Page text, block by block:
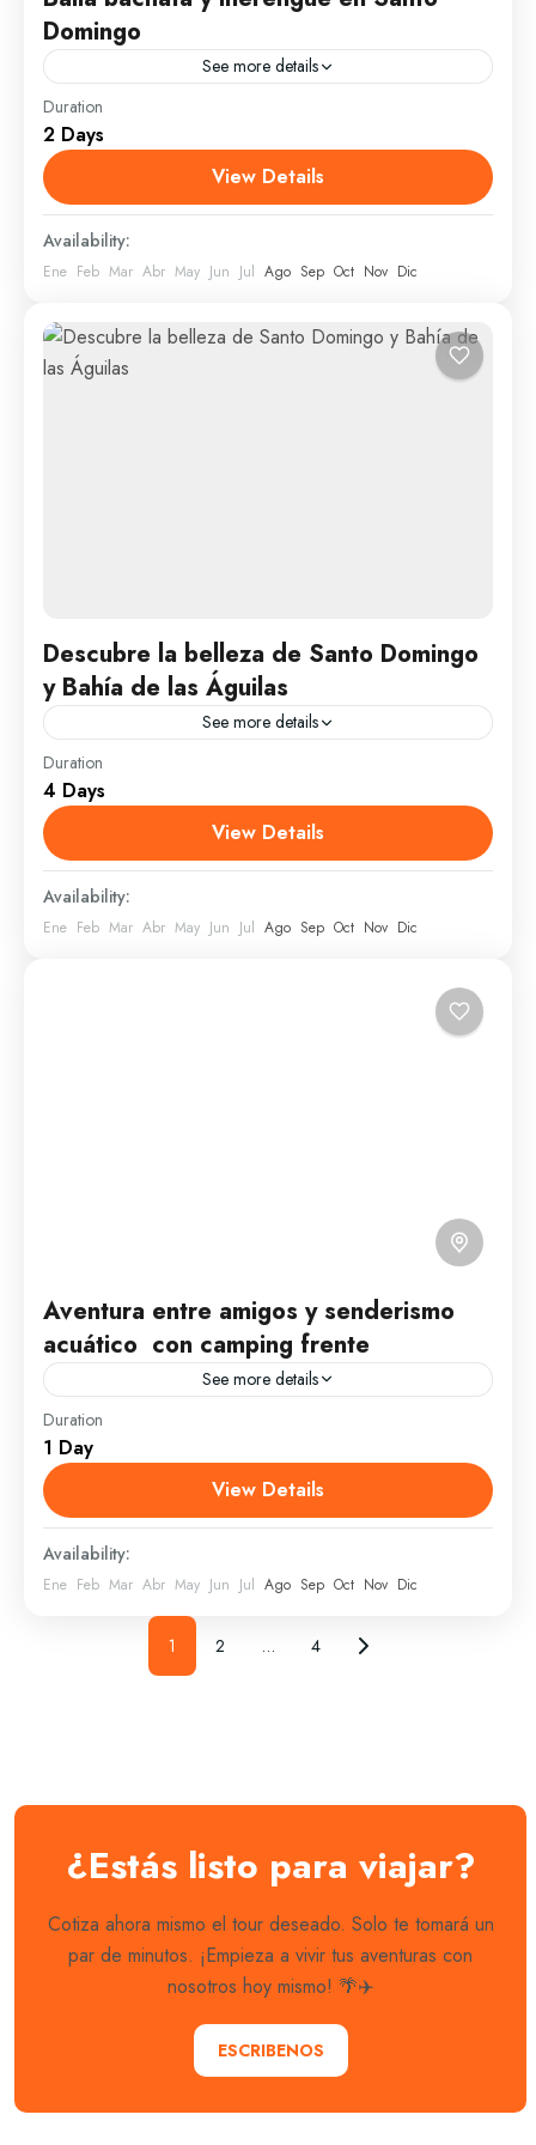
Domingo
See more details
Santo Domingo cuenta con una vida noctuna variada
e intensa, de ritmos pegajosos y dulces. En este tour
podrás conocer disfrutar delas mejores discotecas,
bailar...
Santo Domingo
1 Person
Duration
2 Days
View Details
Availability:
Ene Feb Mar Abr May Jun Jul Ago Sep Oct Nov Dic
Descubre la belleza de Santo Domingo
y Bahía de las Águilas
See more details
Este tour de permite conocer mediante una
experiencia inmersiva y extensiva los principales
recursos naturales de la provincia de Barahona y una
piedra preciosa que...
Pedernales
1 Person
Duration
4 Days
View Details
Availability:
Ene Feb Mar Abr May Jun Jul Ago Sep Oct Nov Dic
Aventura entre amigos y senderismo
acuático con camping frente
See more details
Conocerás el Tabernáculo una cascada de aguas
dulces que brotan entre dos piedras es un lugar
mágico y misterioso. Disfrutarás también de Cascada
La Taína...
Peravia
1 Person
Duration
1 Day
View Details
Availability:
Ene Feb Mar Abr May Jun Jul Ago Sep Oct Nov Dic
1 2 … 4
¿Estás listo para viajar?
Cotiza ahora mismo el tour deseado. Solo te tomará un
par de minutos. ¡Empieza a vivir tus aventuras con
nosotros hoy mismo! 🌴✈️
ESCRIBENOS